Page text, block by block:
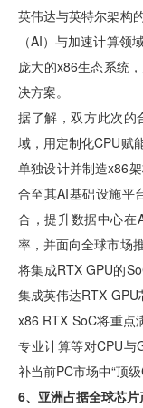
英伟达与英特尔架构
（AI）与加速计算领
庞大的x86生态系统
决方案。
据了解，双方此次的
域，用定制化CPU赋
单独设计并制造x86
合至其AI基础设施平
合，提升数据中心在
率，并面向全球市场
将集成RTX GPU的
集成英伟达RTX
x86 RTX SoC将重点
专业计算等对CPU与
补当前PC市场中“顶
6、亚洲占据全球芯